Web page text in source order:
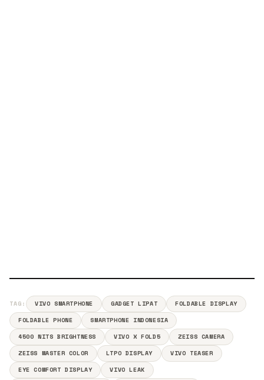
TAG: VIVO SMARTPHONE GADGET LIPAT
FOLDABLE DISPLAY
FOLDABLE PHONE
SMARTPHONE INDONESIA
4500 NITS BRIGHTNESS
VIVO X FOLD5
ZEISS CAMERA
ZEISS MASTER COLOR
LTPO DISPLAY
VIVO TEASER
EYE COMFORT DISPLAY
VIVO LEAK